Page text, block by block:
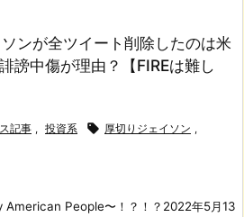
ソンが全ツイート削除したのは米
謗中傷が理由？【FIREは難し
記事 , 投資系  厚切りジェイソン ,
American People〜！？！？ 2022年5月13